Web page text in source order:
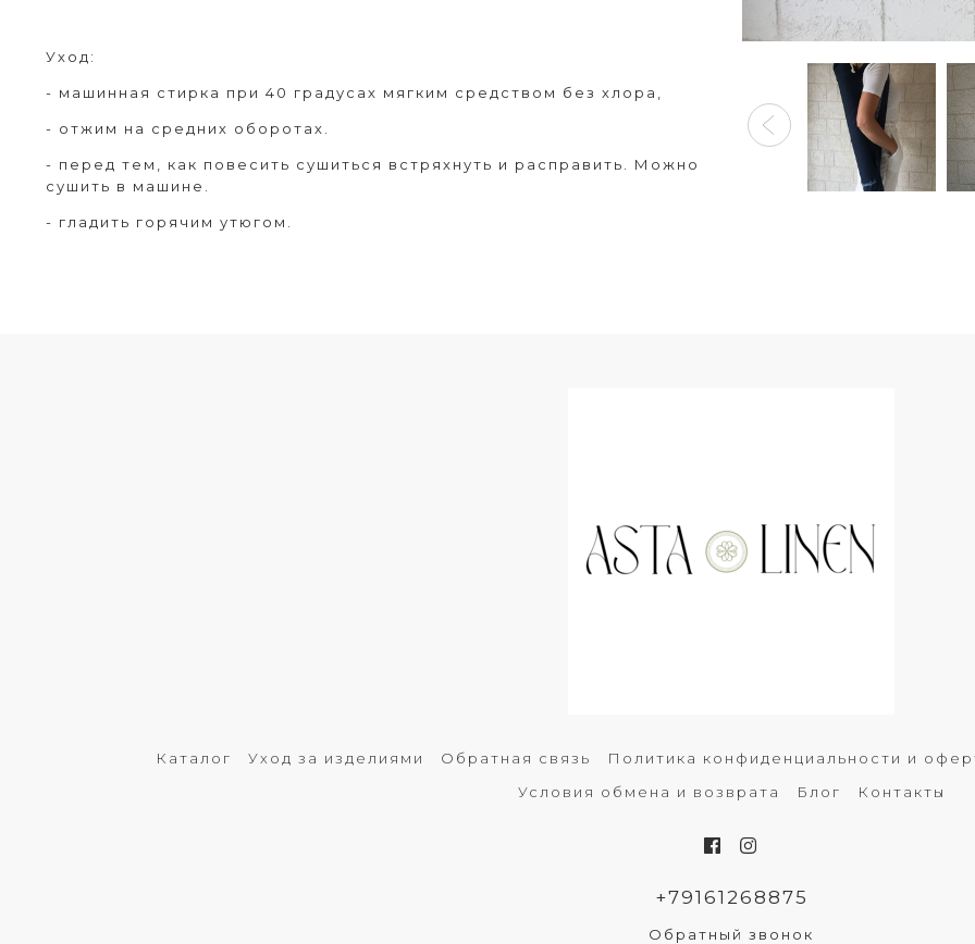
Уход:
- машинная стирка при 40 градусах мягким средством без хлора,
- отжим на средних оборотах.
- перед тем, как повесить сушиться встряхнуть и расправить. Можно
сушить в машине.
- гладить горячим утюгом.
Каталог Уход за изделиями Обратная связь
Политика конфиденциальности и
Условия обмена и возврата
Блог Контакты
+79161268875
Обратный звонок